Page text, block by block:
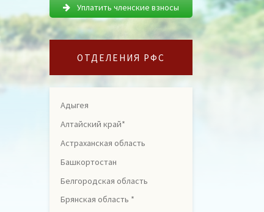
Уплатить членские взносы
ОТДЕЛЕНИЯ РФС
Адыгея
Алтайский край*
Астраханская область
Башкортостан
Белгородская область
Брянская область *